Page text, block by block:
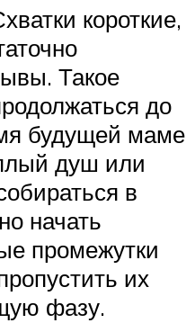
короткие,
Такое
до
будущей маме
душ или
в
начать
промежутки
их
фазу.